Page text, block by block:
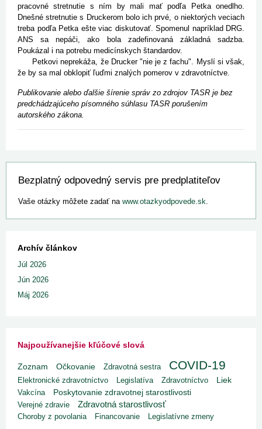
pracovné stretnutie s ním by mali mať podľa Petka onedlho.
Dnešné stretnutie s Druckerom bolo ich prvé, o niektorých veciach
treba podľa Petka ešte viac diskutovať. Spomenul napríklad DRG.
ANS sa nepáči, ako bola zadefinovaná základná sadzba.
Poukázal i na potrebu medicínskych štandardov.
Petkovi neprekáža, že Drucker "nie je z fachu". Myslí si však,
že by sa mal obklopiť ľuďmi znalých pomerov v zdravotníctve.
Publikovanie alebo ďalšie šírenie správ zo zdrojov TASR je bez
predchádzajúceho písomného súhlasu TASR porušením
autorského zákona.
Bezplatný odpovedný servis pre predplatiteľov
Vaše otázky môžete zadať na www.otazkyodpovede.sk.
Archív článkov
Júl 2026
Jún 2026
Máj 2026
Najpoužívanejšie kľúčové slová
Zoznam Očkovanie Zdravotná sestra COVID-19
Elektronické zdravotníctvo Legislatíva Zdravotníctvo Liek
Vakcína Poskytovanie zdravotnej starostlivosti
Verejné zdravie Zdravotná starostlivosť
Choroby z povolania Financovanie Legislatívne zmeny